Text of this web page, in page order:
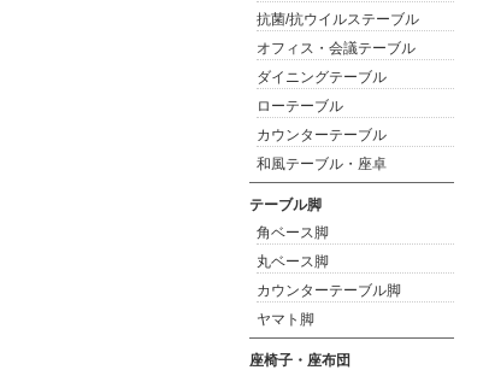
抗菌/抗ウイルステーブル
オフィス・会議テーブル
ダイニングテーブル
ローテーブル
カウンターテーブル
和風テーブル・座卓
テーブル脚
角ベース脚
丸ベース脚
カウンターテーブル脚
ヤマト脚
座椅子・座布団